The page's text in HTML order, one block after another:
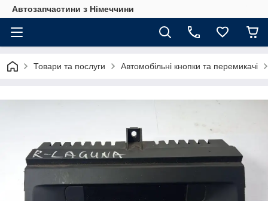
Автозапчастини з Німеччини
Товари та послуги Автомобільні кнопки та перемикачі